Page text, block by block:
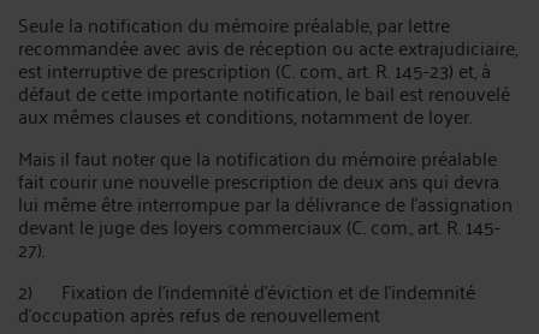
Seule la notification du mémoire préalable, par lettre
recommandée avec avis de réception ou acte extrajudiciaire,
est interruptive de prescription (C. com., art. R. 145-23) et, à
défaut de cette importante notification, le bail est renouvelé
aux mêmes clauses et conditions, notamment de loyer.
Mais il faut noter que la notification du mémoire préalable
fait courir une nouvelle prescription de deux ans qui devra
lui même être interrompue par la délivrance de l'assignation
devant le juge des loyers commerciaux (C. com., art. R. 145-
27).
2) Fixation de l'indemnité d'éviction et de l'indemnité
d'occupation après refus de renouvellement